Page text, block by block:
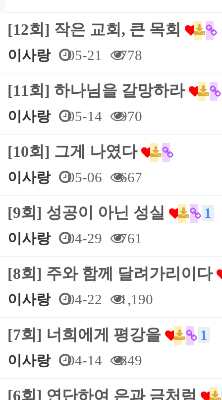
[12회] 작은 교회, 큰 목회
이사랑 05-21 778
[11회] 하나님을 갈망하라
이사랑 05-14 970
[10회] 그게 나였다
이사랑 05-06 667
[9회] 성공이 아닌 성실
1
이사랑
04-29 761
[8회] 주와 함께 달려가리이다
이사랑 04-22 1,190
[7회] 너희에게 평강을
1
이사랑
04-14 849
[6회] 연단하여 은과 금처럼